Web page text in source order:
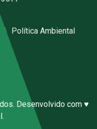
Política Ambiental
Desenvolvido com ♥